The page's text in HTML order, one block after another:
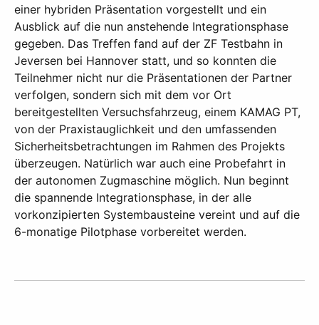
einer hybriden Präsentation vorgestellt und ein
Ausblick auf die nun anstehende Integrationsphase
gegeben. Das Treffen fand auf der ZF Testbahn in
Jeversen bei Hannover statt, und so konnten die
Teilnehmer nicht nur die Präsentationen der Partner
verfolgen, sondern sich mit dem vor Ort
bereitgestellten Versuchsfahrzeug, einem KAMAG PT,
von der Praxistauglichkeit und den umfassenden
Sicherheitsbetrachtungen im Rahmen des Projekts
überzeugen. Natürlich war auch eine Probefahrt in
der autonomen Zugmaschine möglich. Nun beginnt
die spannende Integrationsphase, in der alle
vorkonzipierten Systembausteine vereint und auf die
6-monatige Pilotphase vorbereitet werden.